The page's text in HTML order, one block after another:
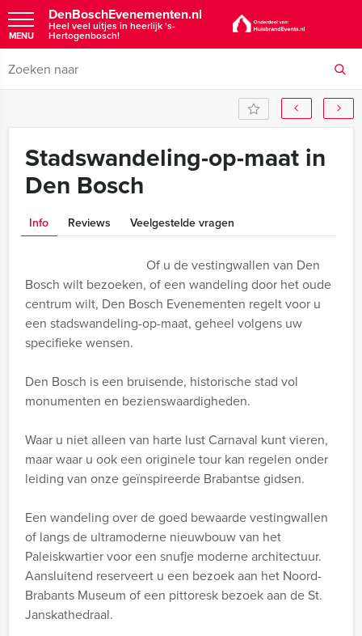
DenBoschEvenementen.nl
Heel veel uitjes in heerlijk 's-
Hertogenbosch!
MENU
Stadswandeling-op-maat in
Den Bosch
Info Reviews Veelgestelde vragen
Of u de vestingwallen van Den
Bosch wilt bezoeken, of een wandeling door het oude
centrum wilt, Den Bosch Evenementen regelt voor u
een stadswandeling-op-maat, geheel volgens uw
specifieke wensen.
Den Bosch is een bruisende, historische stad vol
monumenten en bezienswaardigheden.
Waar u niet alleen van harte lust Carnaval kunt vieren,
maar waar u ook een originele tour kan regelen onder
leiding van onze geïnspireerde Brabantse gidsen.
Een wandeling over de goed bewaarde vestingwallen
of langs de ultramoderne nieuwbouw van het
Paleiskwartier voor een snufje moderne architectuur.
Aansluitend reserveert u een bezoek aan het Noord-
Brabants Museum of een pittoresk bezoek aan de St.
Janskathedraal.